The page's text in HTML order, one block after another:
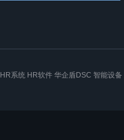
HR系统 HR软件 华企盾DSC 智能设备